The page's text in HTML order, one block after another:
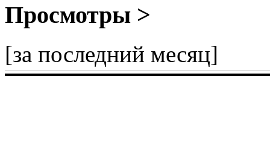
Просмотры >
[за последний месяц]